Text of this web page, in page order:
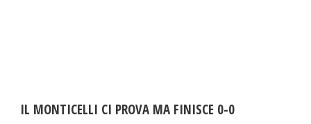
IL MONTICELLI CI PROVA MA FINISCE 0-0